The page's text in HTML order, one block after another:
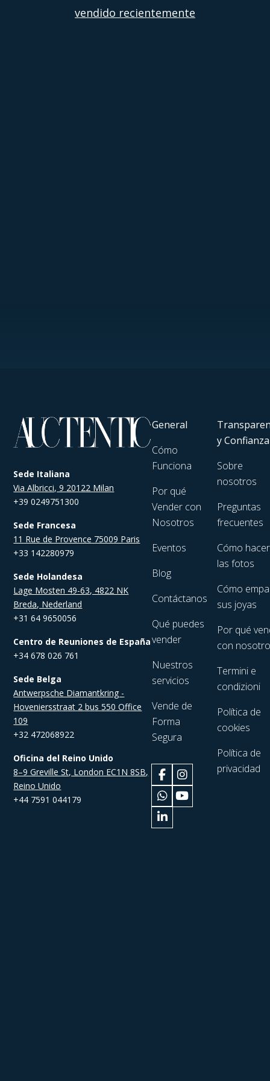
vendido recientemente
Sede Italiana
Via Albricci, 9 20122 Milan
+39 0249751300
Sede Francesa
11 Rue de Provence 75009 Paris
+33 142280979
Sede Holandesa
Lage Mosten 49-63, 4822 NK
Breda, Nederland
+31 64 9650056
Centro de Reuniones de España
+34 678 026 761
Sede Belga
Antwerpsche Diamantkring -
Hoveniersstraat 2 bus 550 Office
109
+32 472068922
Oficina del Reino Unido
8–9 Greville St, London EC1N 8SB,
Reino Unido
+44 7591 044179
General
Cómo
Funciona
Por qué
Vender con
Nosotros
Eventos
Blog
Contáctanos
Qué puedes
vender
Nuestros
servicios
Vende de
Forma
Segura
y Confianza
Sobre
nosotros
Preguntas
frecuentes
Cómo hacer
las fotos
Cómo
sus joyas
Por qué
con
Termini e
condizioni
Política de
cookies
Política de
privacidad